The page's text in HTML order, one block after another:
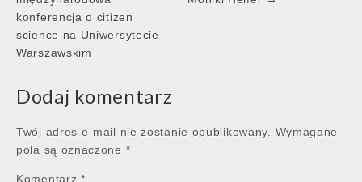
konferencja o citizen
science na Uniwersytecie
Warszawskim
Dodaj komentarz
Twój adres e-mail nie zostanie opublikowany.
Wymagane
pola są oznaczone *
Komentarz *